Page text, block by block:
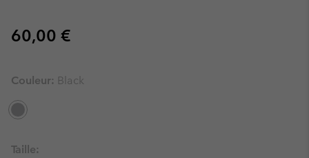
Regular price:
60,00 €
Couleur: Black
Taille: